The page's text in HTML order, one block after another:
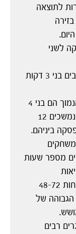
לתוצאה
לשני
1. איגרוף אולימפי – משך הקרב 3 סיבובים בני 3 דקות
2. איגרוף מקצועני שם הקרבות בדרג הנמוך הם בני 4
סיבובים וקרבות על התארים העולמיים נמשכים 12
מספר שעות
המתאגרפים נותנים להם מנוחה של לפחות 48-72
הגבוהה של
רבים